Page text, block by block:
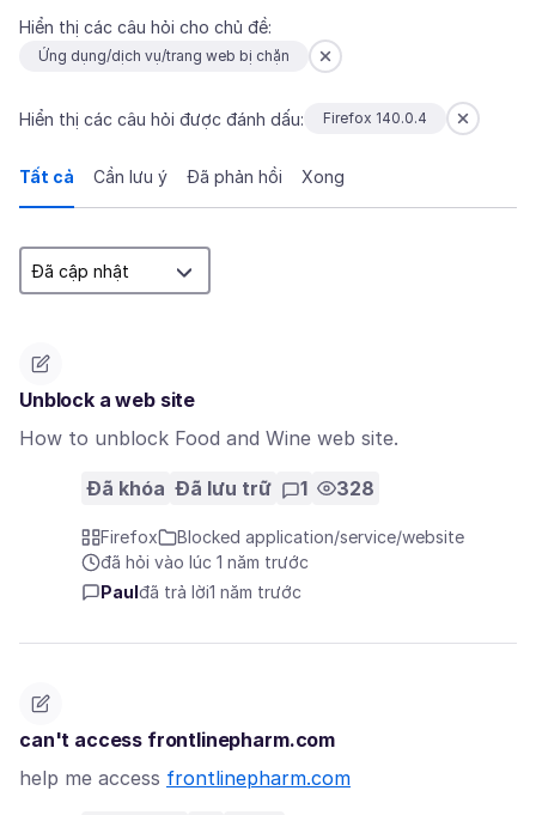
Hiển thị các câu hỏi cho chủ đề:
Ứng dụng/dịch vụ/trang web bị chặn
Hiển thị các câu hỏi được đánh dấu: Firefox 140.0.4
Tất cả Cần lưu ý Đã phản hồi Xong
Unblock a web site
How to unblock Food and Wine web site.
Đã khóa Đã lưu trữ 1 328
Firefox
Blocked application/service/website
đã hỏi vào lúc 1 năm trước
Paul đã trả lời1 năm trước
can't access frontlinepharm.com
help me access frontlinepharm.com